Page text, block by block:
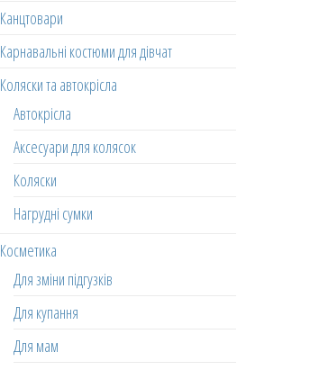
Канцтовари
Карнавальні костюми для дівчат
Коляски та автокрісла
Автокрісла
Аксесуари для колясок
Коляски
Нагрудні сумки
Косметика
Для зміни підгузків
Для купання
Для мам